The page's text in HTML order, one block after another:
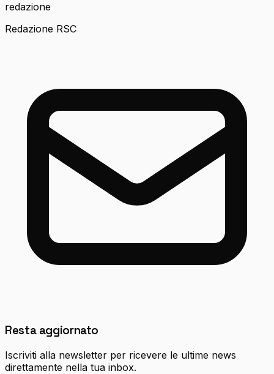
redazione
Redazione RSC
Resta aggiornato
Iscriviti alla newsletter per ricevere le ultime news
direttamente nella tua inbox.